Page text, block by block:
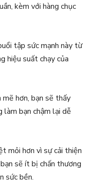
kèm với hàng chục
tập sức mạnh này từ
hiệu suất chạy của
mẽ hơn, bạn sẽ thấy
làm bạn chậm lại dễ
mỏi hơn vì sự cải thiện
sẽ ít bị chấn thương
sức bền.